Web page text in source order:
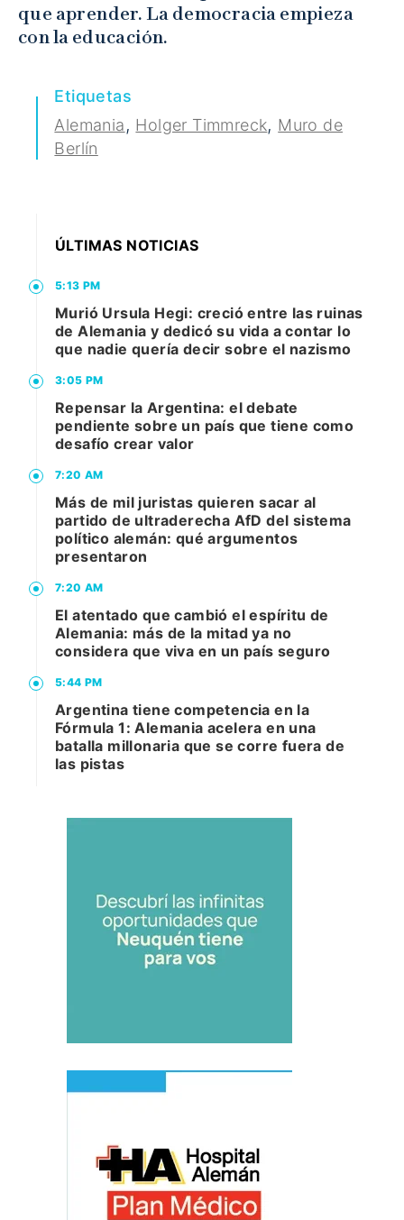
que aprender. La democracia empieza
con la educación.
Etiquetas
Alemania, Holger Timmreck, Muro de
Berlín
ÚLTIMAS NOTICIAS
5:13 PM
Murió Ursula Hegi: creció entre las ruinas
de Alemania y dedicó su vida a contar lo
que nadie quería decir sobre el nazismo
3:05 PM
Repensar la Argentina: el debate
pendiente sobre un país que tiene como
desafío crear valor
7:20 AM
Más de mil juristas quieren sacar al
partido de ultraderecha AfD del sistema
político alemán: qué argumentos
presentaron
7:20 AM
El atentado que cambió el espíritu de
Alemania: más de la mitad ya no
considera que viva en un país seguro
5:44 PM
Argentina tiene competencia en la
Fórmula 1: Alemania acelera en una
batalla millonaria que se corre fuera de
las pistas